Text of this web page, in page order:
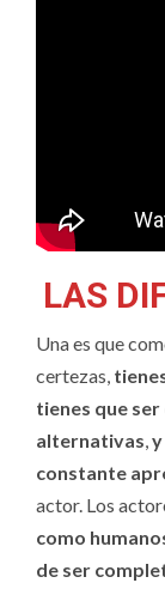
LAS
Una es que
certezas,
tienes que
alternativas,y
constante
actor. Los
como
de ser